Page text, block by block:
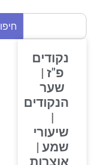
חיפוש
נקודים
פ"ז |
שער
הנקודים
שיעורי
שמע |
אוצרות